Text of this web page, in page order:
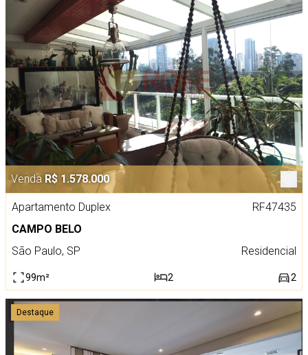
Venda R$ 1.578.000
Apartamento Duplex
RF47435
CAMPO BELO
São Paulo, SP
Residencial
99m² 2 2
Destaque